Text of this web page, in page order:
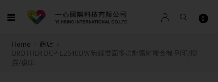
0
Home
商店
BROTHER DCP-L2540DW 無線雙面多功能雷射複合機 列印/掃
描/複印